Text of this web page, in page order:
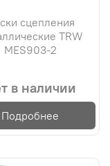
сцепления
TRW
MES903-2
в наличии
Подробнее